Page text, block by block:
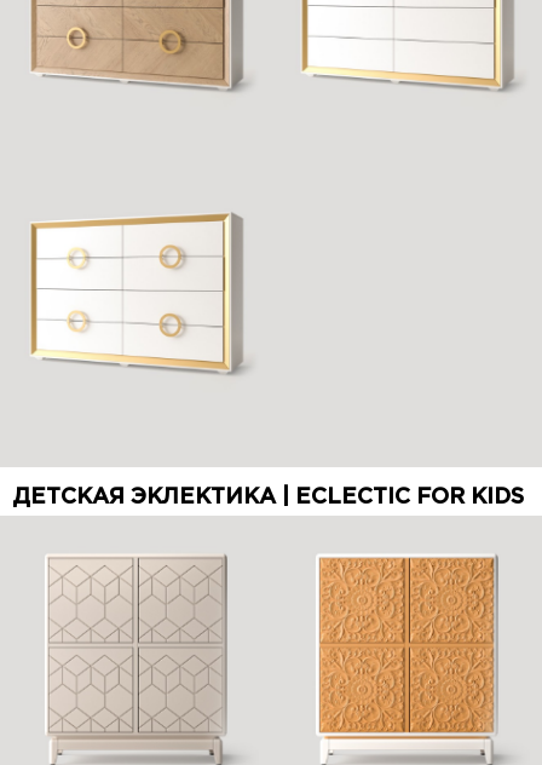
ДЕТСКАЯ ЭКЛЕКТИКА | ECLECTIC FOR KIDS